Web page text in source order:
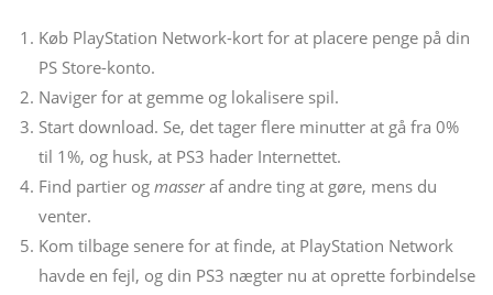
Køb PlayStation Network-kort for at placere penge på din
PS Store-konto.
Naviger for at gemme og lokalisere spil.
Start download. Se, det tager flere minutter at gå fra 0%
til 1%, og husk, at PS3 hader Internettet.
Find partier og masseraf andre ting at gøre, mens du
venter.
Kom tilbage senere for at finde, at PlayStation Network
havde en fejl, og din PS3 nægter nu at oprette forbindelse